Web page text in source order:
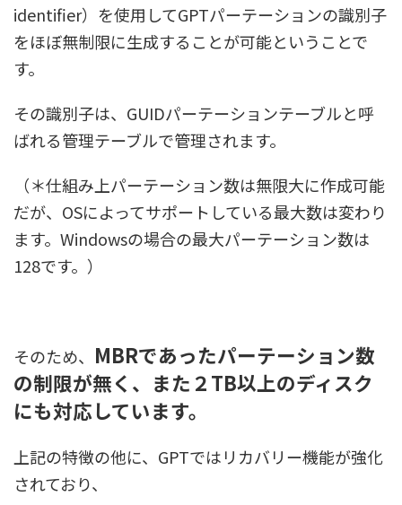
identifier）を使用してGPTパーテーションの識別子
をほぼ無制限に生成することが可能ということで
す。
その識別子は、GUIDパーテーションテーブルと呼
ばれる管理テーブルで管理されます。
（＊仕組み上パーテーション数は無限大に作成可能
だが、OSによってサポートしている最大数は変わり
ます。Windowsの場合の最大パーテーション数は
128です。）
そのため、 MBRであったパーテーション数
の制限が無く、また２TB以上のディスク
にも対応しています。
上記の特徴の他に、GPTではリカバリー機能が強化
されており、